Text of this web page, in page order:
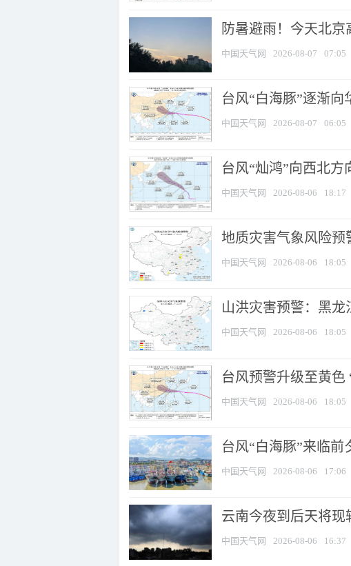
防暑避雨！今天北
中国天气网 2026-08-07 07:05
台风“白海豚”逐渐向
中国天气网 2026-08-07 06:05
台风“灿鸿”向西北
中国天气网 2026-08-06 18:17
地质灾害气象风险预
中国天气网 2026-08-06 18:05
山洪灾害预警：黑龙
中国天气网 2026-08-06 18:05
台风预警升级至黄色
中国天气网 2026-08-06 18:05
台风“白海豚”来临
中国天气网 2026-08-06 17:06
云南今夜到后天将现
中国天气网 2026-08-06 16:37